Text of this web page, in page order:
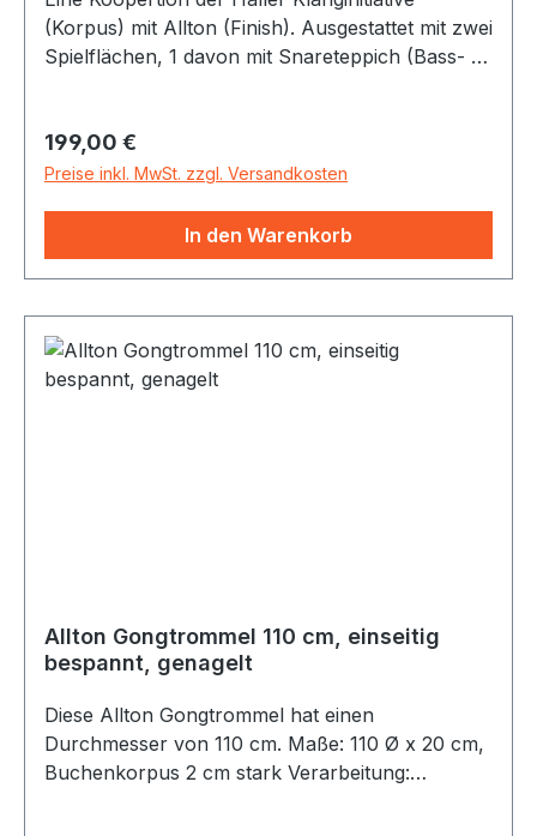
(Korpus) mit Allton (Finish). Ausgestattet mit zwei
Spielflächen, 1 davon mit Snareteppich (Bass- &
Klangmöglichkeiten, die lange Spielfreude
garantieren.
Regulärer Preis:
199,00 €
Preise inkl. MwSt. zzgl. Versandkosten
In den Warenkorb
Allton Gongtrommel 110 cm, einseitig
bespannt, genagelt
Diese Allton Gongtrommel hat einen
Durchmesser von 110 cm. Maße: 110 Ø x 20 cm,
Buchenkorpus 2 cm stark Verarbeitung: